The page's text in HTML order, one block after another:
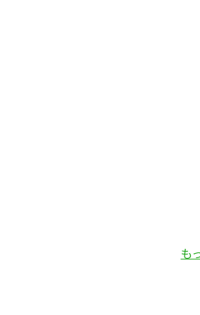
も